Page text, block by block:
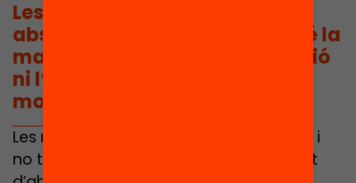
Les matemàtiques són molt
abstractes i no tot l’alumnat té la
mateixa capacitat d’abstracció
ni l’adquireix en el mateix
moment.
Les matemàtiques són molt abstractes i
no tot l’alumnat té la mateixa capacitat